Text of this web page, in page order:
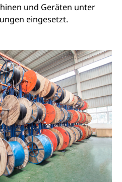
und Geräten unter
eingesetzt.